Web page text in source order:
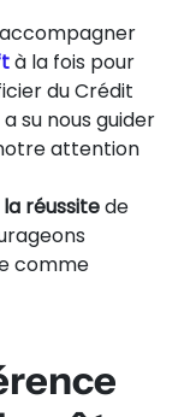
à la fois pour
du Crédit
su nous guider
attention
réussitede
comme